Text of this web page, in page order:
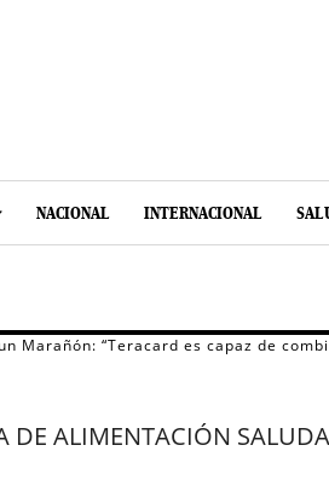
NACIONAL INTERNACIONAL
Marañón: “Teracard es capaz de
DE ALIMENTACIÓN